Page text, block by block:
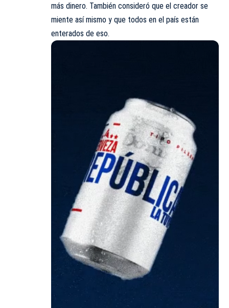
más dinero. También consideró que el creador se
miente así mismo y que todos en el país están
enterados de eso.